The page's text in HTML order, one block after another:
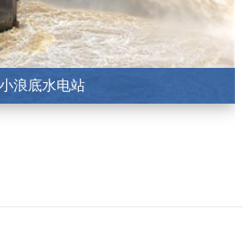
小浪底水电站